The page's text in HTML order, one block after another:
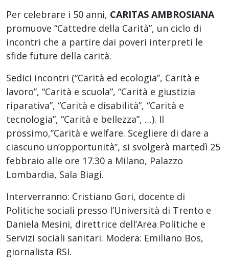
Per celebrare i 50 anni, CARITAS AMBROSIANA
promuove “Cattedre della Carità”, un ciclo di
incontri che a partire dai poveri interpreti le
sfide future della carità.
Sedici incontri (“Carità ed ecologia”, Carità e
lavoro”, “Carità e scuola”, “Carità e giustizia
riparativa”, “Carità e disabilità”, “Carità e
tecnologia”, “Carità e bellezza”, …). Il
prossimo,”Carità e welfare. Scegliere di dare a
ciascuno un’opportunità”, si svolgerà martedì 25
febbraio alle ore 17.30 a Milano, Palazzo
Lombardia, Sala Biagi.
Interverranno: Cristiano Gori, docente di
Politiche sociali presso l’Università di Trento e
Daniela Mesini, direttrice dell’Area Politiche e
Servizi sociali sanitari. Modera: Emiliano Bos,
giornalista RSI.